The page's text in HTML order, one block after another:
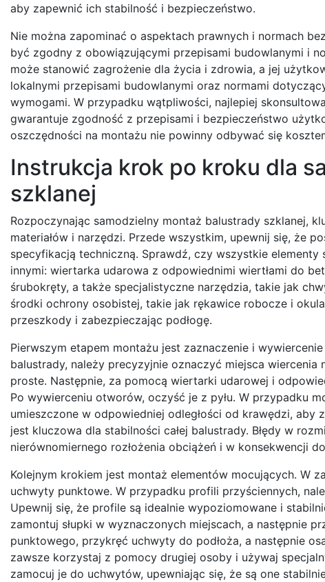
aby zapewnić ich stabilność i bezpieczeństwo.
Nie można zapominać o aspektach prawnych i normach
być zgodny z obowiązującymi przepisami budowlanymi i
może stanowić zagrożenie dla życia i zdrowia, a jej
lokalnymi przepisami budowlanymi oraz normami
wymogami. W przypadku wątpliwości, najlepiej
gwarantuje zgodność z przepisami i bezpieczeństwo
oszczędności na montażu nie powinny odbywać się
Instrukcja krok po kroku dla
szklanej
Rozpoczynając samodzielny montaż balustrady szklanej,
materiałów i narzędzi. Przede wszystkim, upewnij się, że
specyfikacją techniczną. Sprawdź, czy wszystkie
innymi: wiertarka udarowa z odpowiednimi wiertłami do
śrubokręty, a także specjalistyczne narzędzia, takie jak
środki ochrony osobistej, takie jak rękawice robocze i
przeszkody i zabezpieczając podłogę.
Pierwszym etapem montażu jest zaznaczenie i
balustrady, należy precyzyjnie oznaczyć miejsca
proste. Następnie, za pomocą wiertarki udarowej i
Po wywierceniu otworów, oczyść je z pyłu. W przypadku
umieszczone w odpowiedniej odległości od krawędzi,
jest kluczowa dla stabilności całej balustrady. Błędy w
nierównomiernego rozłożenia obciążeń i w konsekwencji
Kolejnym krokiem jest montaż elementów mocujących. W
uchwyty punktowe. W przypadku profili przyściennych,
Upewnij się, że profile są idealnie wypoziomowane i
zamontuj słupki w wyznaczonych miejscach, a następnie
punktowego, przykręć uchwyty do podłoża, a następnie
zawsze korzystaj z pomocy drugiej osoby i używaj
zamocuj je do uchwytów, upewniając się, że są one